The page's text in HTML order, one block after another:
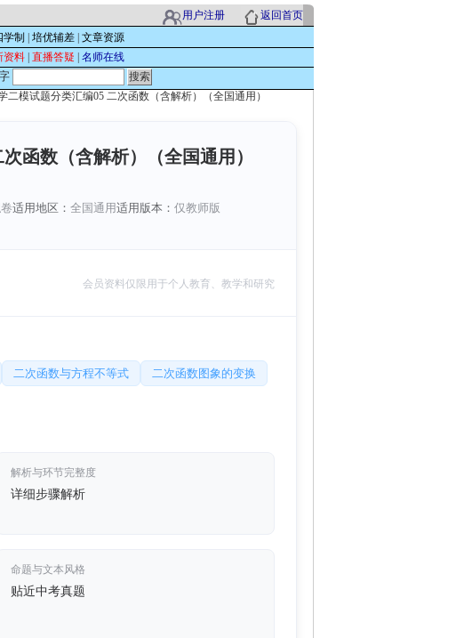
用户注册
返回首页
学制 培优辅差 文章资源
资料 直播答疑 名师在线
二模试题分类汇编05 二次函数（含解析）（全国通用）
函数（含解析）（全国通用）
适用地区：全国通用适用版本：仅教师版
会员资料仅限用于个人教育、教学和研究
二次函数与方程不等式
二次函数图象的变换
解析与环节完整度
详细步骤解析
命题与文本风格
贴近中考真题